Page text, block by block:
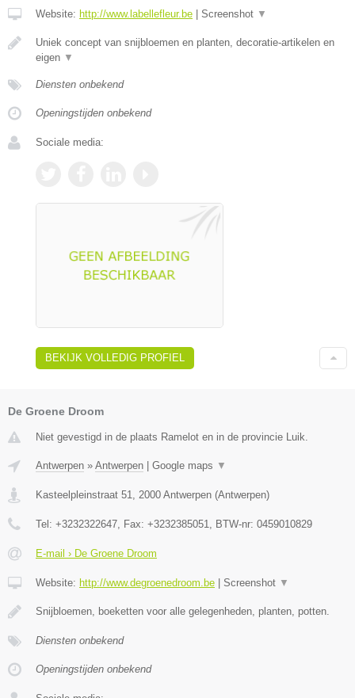
Website: http://www.labellefleur.be | Screenshot ▼
Uniek concept van snijbloemen en planten, decoratie-artikelen en
eigen ▼
Diensten onbekend
Openingstijden onbekend
Sociale media:
BEKIJK VOLLEDIG PROFIEL
De Groene Droom
Niet gevestigd in de plaats Ramelot en in de provincie Luik.
Antwerpen » Antwerpen Google maps ▼
Kasteelpleinstraat 51, 2000 Antwerpen (Antwerpen)
Tel: +3232322647, Fax: +3232385051, BTW-nr: 0459010829
E-mail › De Groene Droom
Website: http://www.degroenedroom.be Screenshot ▼
Snijbloemen, boeketten voor alle gelegenheden, planten, potten.
Diensten onbekend
Openingstijden onbekend